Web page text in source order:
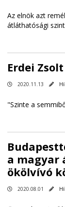
Az elnök azt
átláthatósági
Erdei
2020.11.13
"Szinte a
a magyar
ökölvívó
2020.08.01